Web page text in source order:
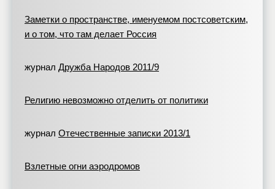
Заметки о пространстве, именуемом постсоветским,
и о том, что там делает Россия
журнал Дружба Народов 2011/9
Религию невозможно отделить от политики
журнал Отечественные записки 2013/1
Взлетные огни аэродромов